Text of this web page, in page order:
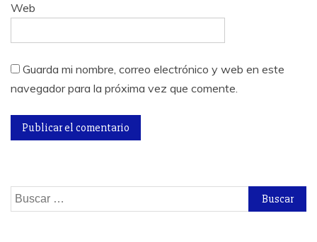
Web
Guarda mi nombre, correo electrónico y web en este
navegador para la próxima vez que comente.
Buscar: